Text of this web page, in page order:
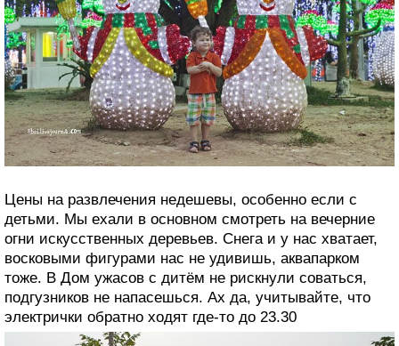
Цены на развлечения недешевы, особенно если с
детьми. Мы ехали в основном смотреть на вечерние
огни искусственных деревьев. Снега и у нас хватает,
восковыми фигурами нас не удивишь, аквапарком
тоже. В Дом ужасов с дитём не рискнули соваться,
подгузников не напасешься. Ах да, учитывайте, что
электрички обратно ходят где-то до 23.30